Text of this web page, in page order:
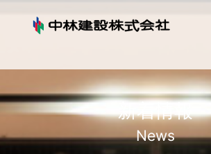
新着情報
News